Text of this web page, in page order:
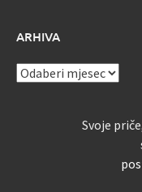
ARHIVA
ARHIVA
Svoje